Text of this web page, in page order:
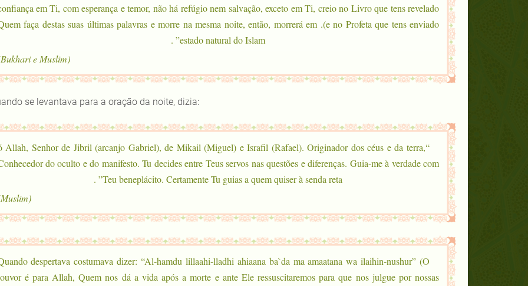
em Ti, com esperança e temor, não há refúgio nem salvação, exceto em Ti, creio no Livro que tens revelado
no Profeta que tens enviado). Quem faça destas suas últimas palavras e morre na mesma noite, então, morrerá em
estado natural do Islam” .
(Bukhari e Muslim)
se levantava para a oração da noite, dizia:
Allah, Senhor de Jibril (arcanjo Gabriel), de Mikail (Miguel) e Israfil (Rafael). Originador dos céus e da terra,
do oculto e do manifesto. Tu decides entre Teus servos nas questões e diferenças. Guia-me à verdade com
Teu beneplácito. Certamente Tu guias a quem quiser à senda reta” .
(Muslim)
despertava costumava dizer: “Al-hamdu lillaahi-lladhi ahiaana ba`da ma amaatana wa ilaihin-nushur” (O
é para Allah, Quem nos dá a vida após a morte e ante Ele ressuscitaremos para que nos julgue por nossas